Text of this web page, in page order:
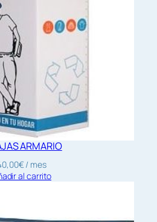
ARMARIO
€/ mes
al carrito